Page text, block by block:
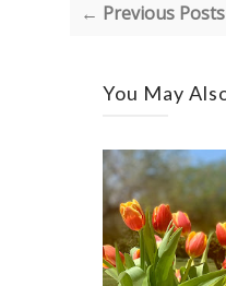
← Previous Posts
You May